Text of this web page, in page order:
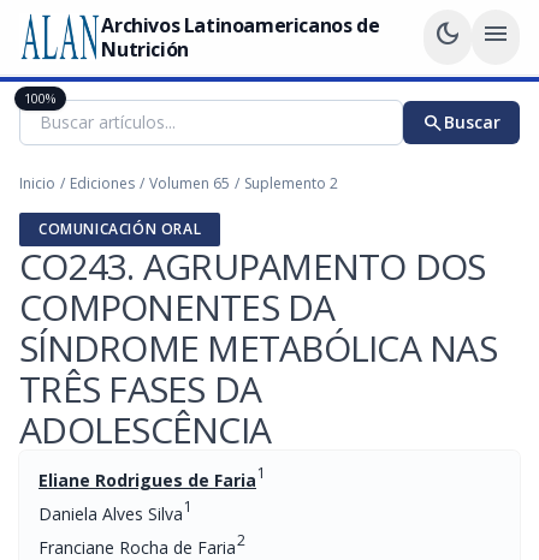
Archivos Latinoamericanos de
Nutrición
dark_mode menu
searchBuscar
Inicio / Ediciones / Volumen 65 / Suplemento 2
COMUNICACIÓN ORAL
CO243. AGRUPAMENTO DOS
COMPONENTES DA
SÍNDROME METABÓLICA NAS
TRÊS FASES DA
ADOLESCÊNCIA
Eliane Rodrigues de Faria1
Daniela Alves Silva1
Franciane Rocha de Faria2
100%